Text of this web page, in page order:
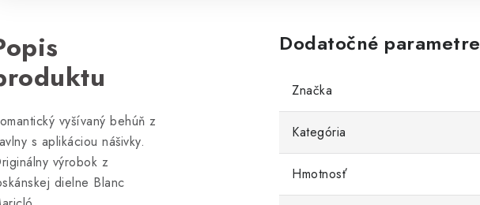
vyšívaný behúň z
s aplikáciou nášivky.
výrobok z
dielne Blanc
Dodatočné parametre
Značka
Kategória
Hmotnosť